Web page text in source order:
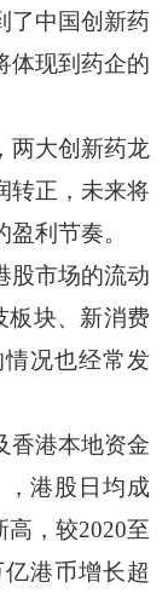
中国创新药
体现到药企的
大创新药龙
转正，未来将
利节奏。
市场的流动
板块、新消费
况也经常发
港本地资金
港股日均成
，较2020至
港币增长超